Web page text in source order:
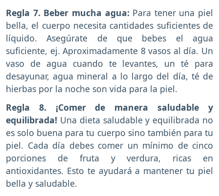
Regla 7. Beber mucha agua: Para tener una piel
bella, el cuerpo necesita cantidades suficientes de
líquido. Asegúrate de que bebes el agua
suficiente, ej. Aproximadamente 8 vasos al día. Un
vaso de agua cuando te levantes, un té para
desayunar, agua mineral a lo largo del día, té de
hierbas por la noche son vida para la piel.
Regla 8. ¡Comer de manera saludable y
equilibrada! Una dieta saludable y equilibrada no
es solo buena para tu cuerpo sino también para tu
piel. Cada día debes comer un mínimo de cinco
porciones de fruta y verdura, ricas en
antioxidantes. Esto te ayudará a mantener tu piel
bella y saludable.